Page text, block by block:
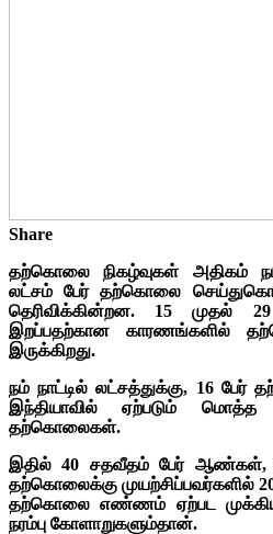
Share
தற்கொலை நிகழ்வுகள் அதிகம்
லட்சம் பேர் தற்கொலை
தெரிவிக்கின்றன. 15 முதல்
இறப்பதற்கான காரணங்களில்
இருக்கிறது.
நம் நாட்டில் லட்சத்துக்கு, 16
இந்தியாவில் ஏற்படும்
தற்கொலைகள்.
இதில் 40 சதவீதம் பேர் ஆண்கள்,
தற்கொலைக்கு முயற்சிப்பவர்களில்
தற்கொலை எண்ணம் ஏற்பட
நரம்பு கோளாறுகளும்தான்.